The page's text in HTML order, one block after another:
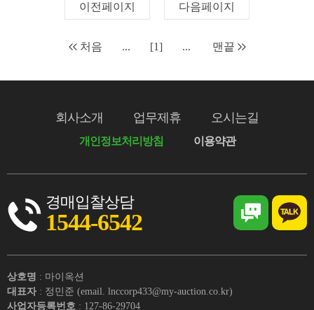
이전페이지 다음페이지
처음 ... [1] ... 맨끝
회사소개 업무제휴 오시는길
개인정보처리방침 이용약관
경매입찰상담
1544-6542
상호명 : 마이옥션
대표자 : 정민준 (email. lnccorp433@my-auction.co.kr)
사업자등록번호 : 127-86-29704